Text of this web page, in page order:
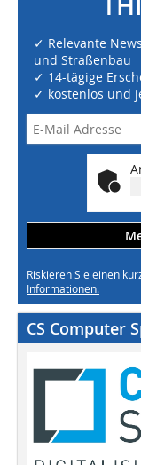
✓ Relevante
und Straßenbau
✓ 14-tägige
✓ kostenlos und
Riskieren Sie einen
Informationen.
CS Computer